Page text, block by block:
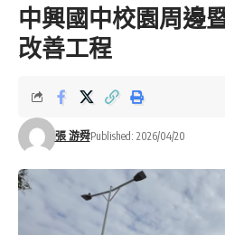
中興國中校園周邊
改善工程
張 游舜Published: 2026/04/20